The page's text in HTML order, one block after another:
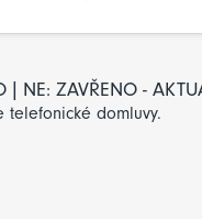
NE: ZAVŘENO -
domluvy.